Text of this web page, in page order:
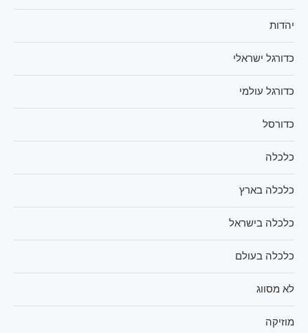
יהדות
כדורגל ישראלי
כדורגל עולמי
כדורסל
כלכלה
כלכלה בארץ
כלכלה בישראל
כלכלה בעולם
לא מסווג
מוזיקה